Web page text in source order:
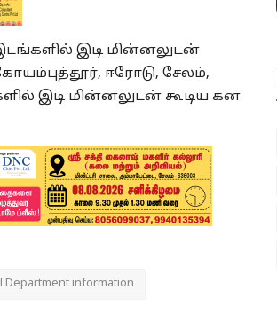
இடங்களில் இடி மின்னலுடன்
கோயம்புத்தூர், ஈரோடு, சேலம்,
இடி மின்னலுடன் கூடிய கன
Department information